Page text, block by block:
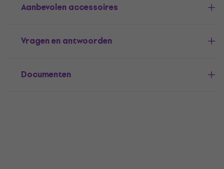
Aanbevolen accessoires
Vragen en antwoorden
Documenten